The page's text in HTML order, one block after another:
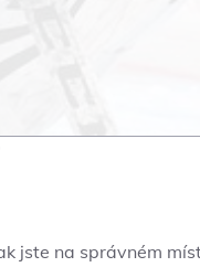
jste na správném